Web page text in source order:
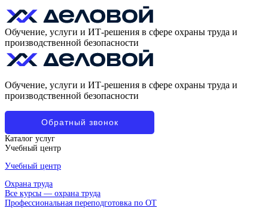
Обучение, услуги и ИТ-решения в сфере охраны труда и
производственной безопасности
Обучение, услуги и ИТ-решения в сфере охраны труда и
производственной безопасности
Обратный звонок
Каталог услуг
Учебный центр
Учебный центр
Охрана труда
Все курсы — охрана труда
Профессиональная переподготовка по ОТ